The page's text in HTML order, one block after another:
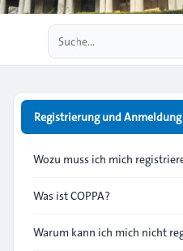
Registrierung und Anmeldung
Wozu muss ich mich
Was ist COPPA?
Warum kann ich mich nicht